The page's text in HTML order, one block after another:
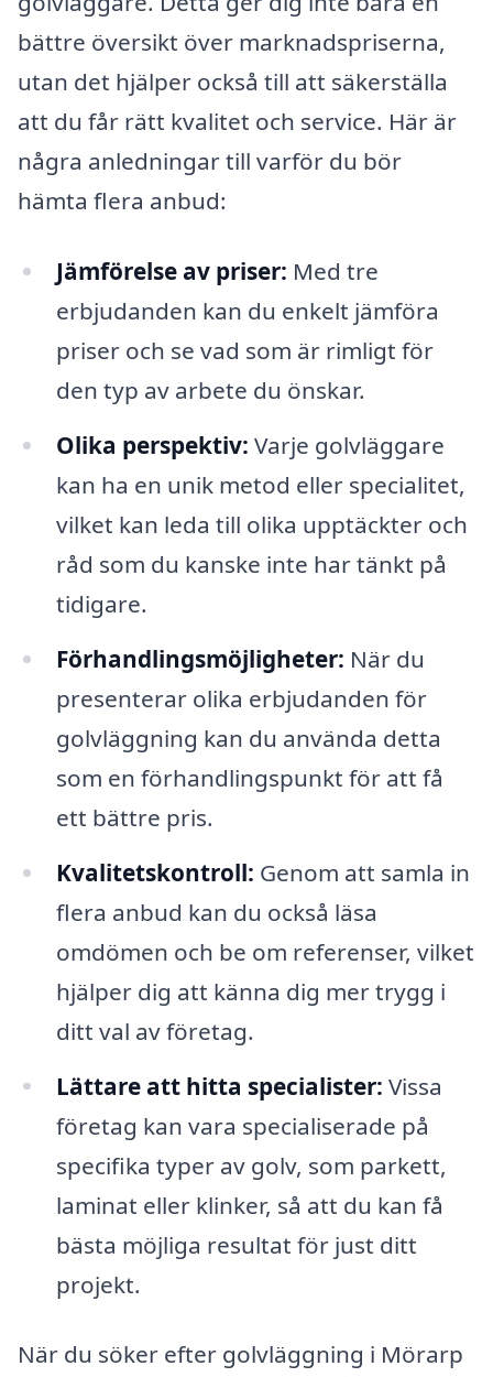
bättre översikt över marknadspriserna,
utan det hjälper också till att säkerställa
att du får rätt kvalitet och service. Här är
några anledningar till varför du bör
hämta flera anbud:
Jämförelse av priser: Med tre
erbjudanden kan du enkelt jämföra
priser och se vad som är rimligt för
den typ av arbete du önskar.
Olika perspektiv: Varje golvläggare
kan ha en unik metod eller specialitet,
vilket kan leda till olika upptäckter och
råd som du kanske inte har tänkt på
tidigare.
Förhandlingsmöjligheter: När du
presenterar olika erbjudanden för
golvläggning kan du använda detta
som en förhandlingspunkt för att få
ett bättre pris.
Kvalitetskontroll: Genom att samla in
flera anbud kan du också läsa
omdömen och be om referenser, vilket
hjälper dig att känna dig mer trygg i
ditt val av företag.
Lättare att hitta specialister: Vissa
företag kan vara specialiserade på
specifika typer av golv, som parkett,
laminat eller klinker, så att du kan få
bästa möjliga resultat för just ditt
projekt.
När du söker efter golvläggning i Mörarp